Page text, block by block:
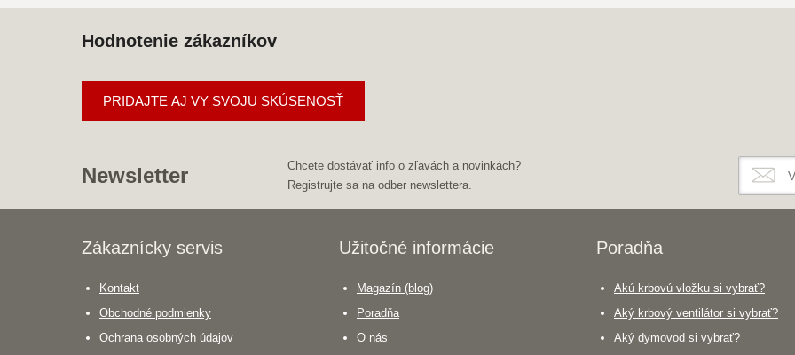
Hodnotenie zákazníkov
PRIDAJTE AJ VY SVOJU SKÚSENOSŤ
Newsletter
Chcete dostávať info o zľavách a novinkách?
Registrujte sa na odber newslettera.
Zákaznícky servis
Kontakt
Obchodné podmienky
Ochrana osobných údajov
Užitočné informácie
Magazín (blog)
Poradňa
O nás
Poradňa
Akú krbovú vložku si vybrať?
Aký krbový ventilátor si vybrať?
Aký dymovod si vybrať?